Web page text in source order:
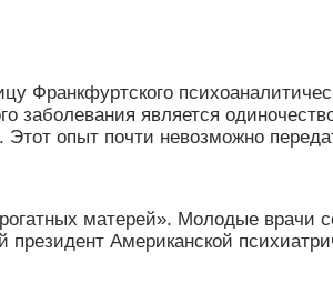
заболевания является
опыт почти невозможно
матерей». Молодые врачи
Американской